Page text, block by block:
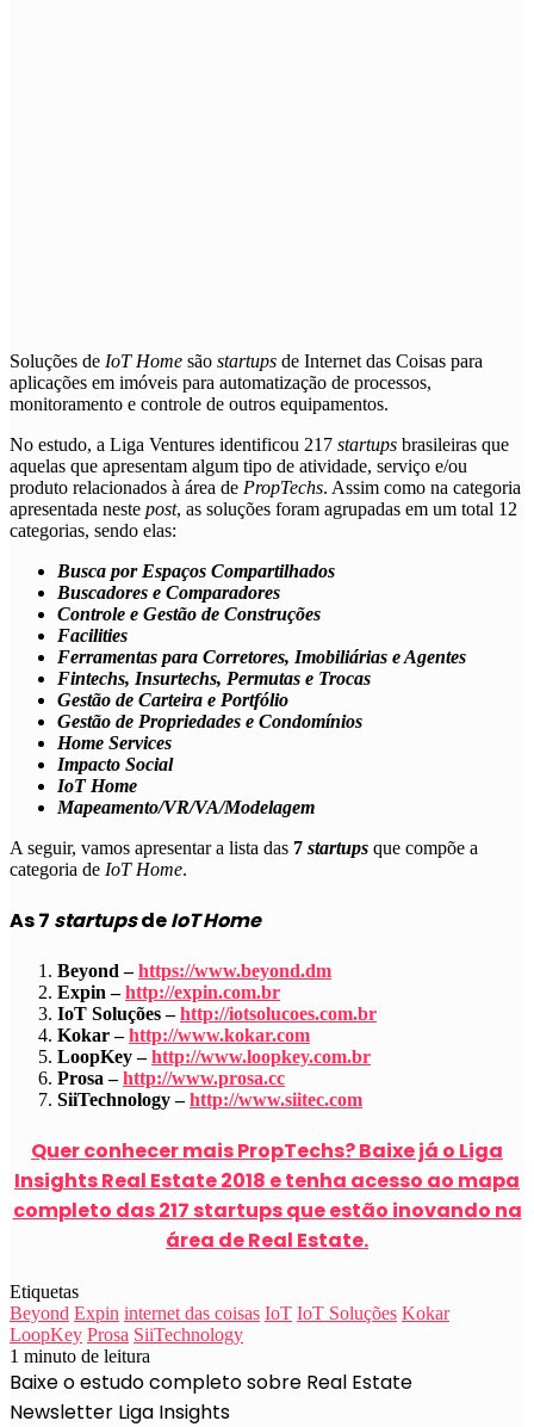
Soluções de IoT Home são startups de Internet das Coisas para
aplicações em imóveis para automatização de processos,
monitoramento e controle de outros equipamentos.
No estudo, a Liga Ventures identificou 217 startups brasileiras que
aquelas que apresentam algum tipo de atividade, serviço e/ou
produto relacionados à área de PropTechs. Assim como na categoria
apresentada neste post, as soluções foram agrupadas em um total 12
categorias, sendo elas:
Busca por Espaços Compartilhados
Buscadores e Comparadores
Controle e Gestão de Construções
Facilities
Ferramentas para Corretores, Imobiliárias e Agentes
Fintechs, Insurtechs, Permutas e Trocas
Gestão de Carteira e Portfólio
Gestão de Propriedades e Condomínios
Home Services
Impacto Social
IoT Home
Mapeamento/VR/VA/Modelagem
A seguir, vamos apresentar a lista das 7 startups que compõe a
categoria de IoT Home.
As 7 startupsdeIoT Home
Beyond –https://www.beyond.dm
Expin –http://expin.com.br
IoT Soluções –http://iotsolucoes.com.br
Kokar –http://www.kokar.com
LoopKey –http://www.loopkey.com.br
Prosa –http://www.prosa.cc
SiiTechnology –http://www.siitec.com
Quer conhecer mais PropTechs? Baixe já o Liga
Insights Real Estate 2018 e tenha acesso ao mapa
completo das 217 startups que estão inovando na
área de Real Estate.
Etiquetas
Beyond Expin internet das coisas IoT IoT Soluções Kokar
LoopKey Prosa SiiTechnology
1 minuto de leitura
Baixe o estudo completo sobre Real Estate
Newsletter Liga Insights